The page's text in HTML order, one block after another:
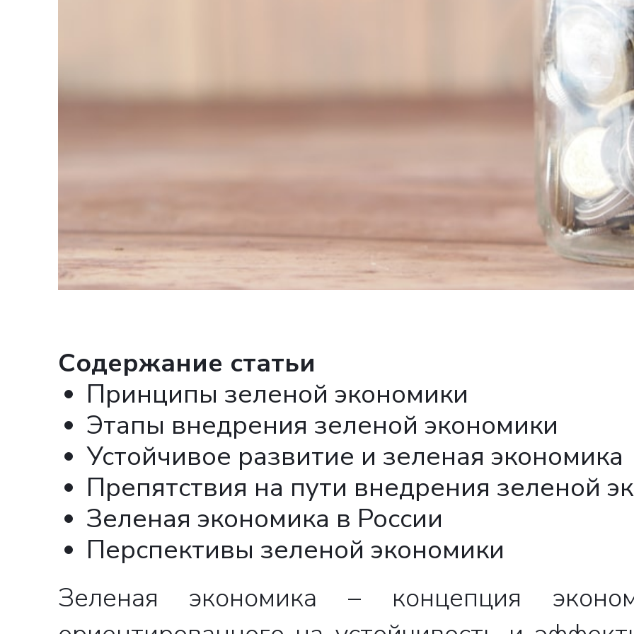
Cодержание статьи
Принципы зеленой экономики
Этапы внедрения зеленой экономики
Устойчивое развитие и зеленая экономика
Препятствия на пути внедрения зеленой
Зеленая экономика в России
Перспективы зеленой экономики
Зеленая экономика – концепция